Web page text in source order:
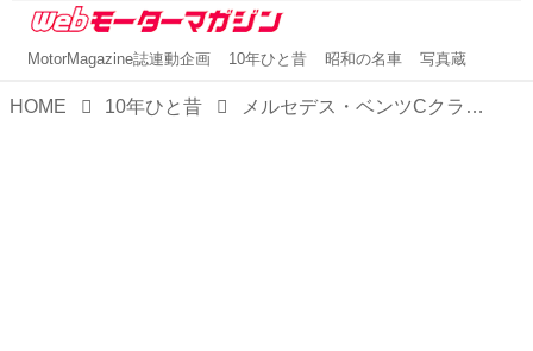
MotorMagazine誌連動企画 10年ひと昔 昭和の名車 写真蔵
HOME 10年ひと昔 メルセデス・ベンツCクラスクーペの躍動感のあるスタイルと走りに驚いた【10年ひと昔の新車】